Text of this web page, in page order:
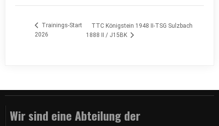
Trainings-Start
2026
TTC Königstein 1948 II-TSG Sulzbach
1888 II / J15BK
Wir sind eine Abteilung der